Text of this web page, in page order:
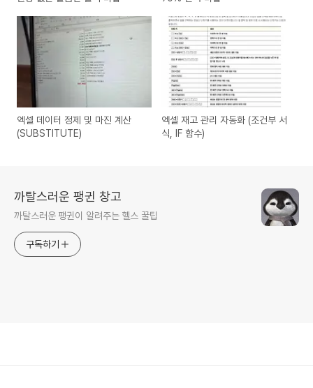
엑셀 데이터 정제 및 마진 계산
(SUBSTITUTE)
엑셀 재고 관리 자동화 (조건부 서
식, IF 함수)
까탈스러운 팽귄 창고
까탈스러운 팽귄이 알려주는 헬스 꿀팁
구독하기